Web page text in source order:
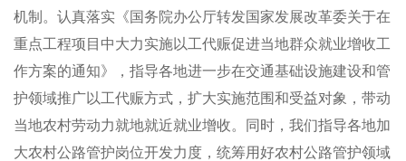
机制。认真落实《国务院办公厅转发国家发展改革委关于在
重点工程项目中大力实施以工代赈促进当地群众就业增收工
作方案的通知》，指导各地进一步在交通基础设施建设和管
护领域推广以工代赈方式，扩大实施范围和受益对象，带动
当地农村劳动力就地就近就业增收。同时，我们指导各地加
大农村公路管护岗位开发力度，统筹用好农村公路管护领域